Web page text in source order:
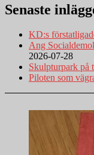
Senaste
KD:s
Ang
2026-07-28
Skulpturpark på
Piloten som